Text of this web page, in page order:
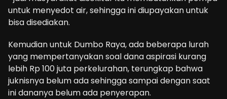
untuk menyedot air, sehingga ini diupayakan untuk
bisa disediakan.
Kemudian untuk Dumbo Raya, ada beberapa lurah
yang mempertanyakan soal dana aspirasi kurang
lebih Rp 100 juta perkelurahan, terungkap bahwa
juknisnya belum ada sehingga sampai dengan saat
ini dananya belum ada penyerapan.